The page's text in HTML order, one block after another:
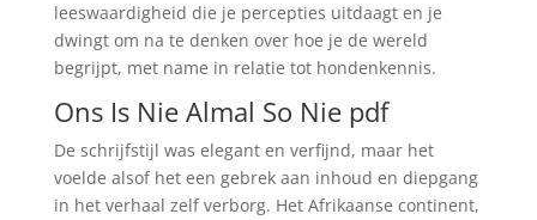
leeswaardigheid die je percepties uitdaagt en je
dwingt om na te denken over hoe je de wereld
begrijpt, met name in relatie tot hondenkennis.
Ons Is Nie Almal So Nie pdf
De schrijfstijl was elegant en verfijnd, maar het
voelde alsof het een gebrek aan inhoud en diepgang
in het verhaal zelf verborg. Het Afrikaanse continent,